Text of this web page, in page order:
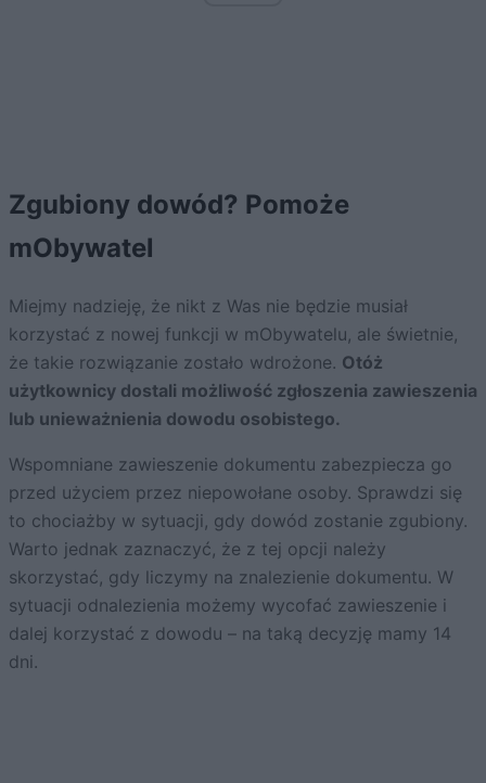
Zgubiony dowód? Pomoże
mObywatel
Miejmy nadzieję, że nikt z Was nie będzie musiał
korzystać z nowej funkcji w mObywatelu, ale świetnie,
że takie rozwiązanie zostało wdrożone. Otóż
użytkownicy dostali możliwość zgłoszenia zawieszenia
lub unieważnienia dowodu osobistego.
Wspomniane zawieszenie dokumentu zabezpiecza go
przed użyciem przez niepowołane osoby. Sprawdzi się
to chociażby w sytuacji, gdy dowód zostanie zgubiony.
Warto jednak zaznaczyć, że z tej opcji należy
skorzystać, gdy liczymy na znalezienie dokumentu. W
sytuacji odnalezienia możemy wycofać zawieszenie i
dalej korzystać z dowodu – na taką decyzję mamy 14
dni.